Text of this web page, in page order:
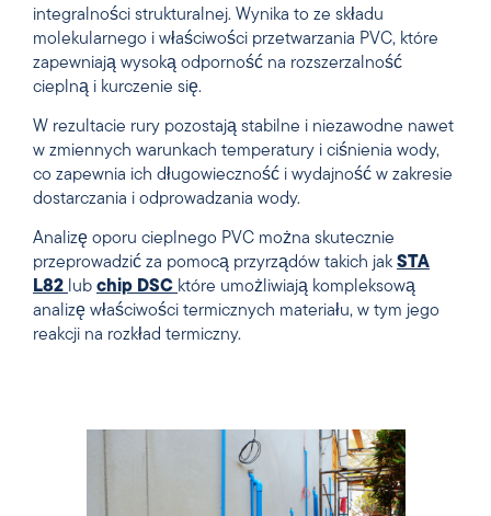
integralności strukturalnej. Wynika to ze składu
molekularnego i właściwości przetwarzania PVC, które
zapewniają wysoką odporność na rozszerzalność
cieplną i kurczenie się.
W rezultacie rury pozostają stabilne i niezawodne nawet
w zmiennych warunkach temperatury i ciśnienia wody,
co zapewnia ich długowieczność i wydajność w zakresie
dostarczania i odprowadzania wody.
Analizę oporu cieplnego PVC można skutecznie
przeprowadzić za pomocą przyrządów takich jak STA
L82 lub chip DSC które umożliwiają kompleksową
analizę właściwości termicznych materiału, w tym jego
reakcji na rozkład termiczny.